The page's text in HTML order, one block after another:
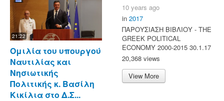
21:22
Ομιλία του υπουργού
Ναυτιλίας και
Νησιωτικής
Πολιτικής κ. Βασίλη
Κικίλια στο Δ.Σ...
10 years ago
in 2017
ΠΑΡΟΥΣΙΑΣΗ ΒΙΒΛΙΟΥ - ΤΗΕ
GREEK POLITICAL
ECONOMY 2000-2015 30.1.17
20,368 views
View More